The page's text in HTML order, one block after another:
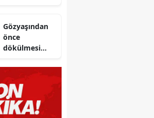
şimdi
McDonald’s
Türkiye’de
Gözyaşından
önce
dökülmesi
Tarihin
milletlerin
önüne
koyduğu
ayna!